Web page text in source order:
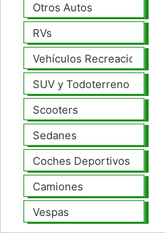
Otros Autos
RVs
Vehículos Recreacionales
SUV y Todoterreno
Scooters
Sedanes
Coches Deportivos
Camiones
Vespas